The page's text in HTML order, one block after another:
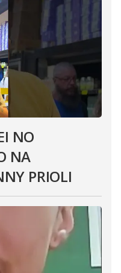
NO
NA
PRIOLI